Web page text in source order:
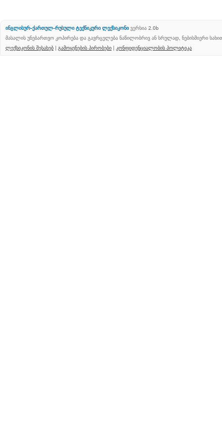
ინგლისურ-ქართულ-რუსული ტექნიკური ლექსიკონი ვერსია 2.0b
მასალის უნებართვო კოპირება და გავრცელება ნაწილობრივ ან სრულად, ნებისმიერი
ლექსიკონის შესახებ | გამოყენების პირობები | კონფიდენციალობის პოლიტიკა